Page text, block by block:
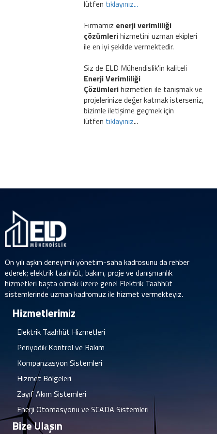
lütfen tıklayınız...
Firmamız enerji verimliliği
çözümlerihizmetini uzman ekipleri
ile en iyi şekilde vermektedir.
Siz de ELD Mühendislik'in kaliteli
Enerji Verimliliği
Çözümlerihizmetleri ile tanışmak ve
projelerinize değer katmak isterseniz,
bizimle iletişime geçmek için
lütfen tıklayınız...
On yılı aşkın deneyimli yönetim-saha kadrosunu da rehber
ederek; elektrik taahhüt, bakım, proje ve danışmanlık
hizmetleri başta olmak üzere genel Elektrik Taahhüt
sistemlerinde uzman kadromuz ile hizmet vermekteyiz.
Hizmetlerimiz
Elektrik Taahhüt Hizmetleri
Periyodik Kontrol ve Bakım
Kompanzasyon Sistemleri
Hizmet Bölgeleri
Zayıf Akım Sistemleri
Enerji Otomasyonu ve SCADA Sistemleri
Bize Ulaşın